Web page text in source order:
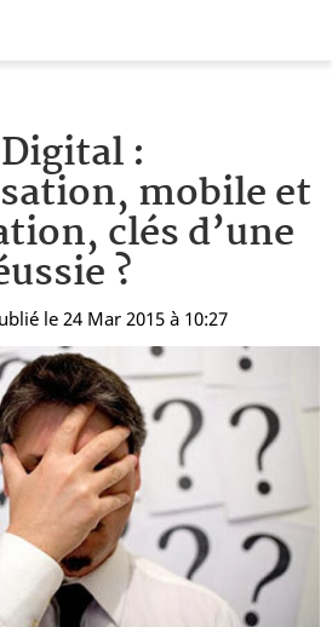
:
mobile et
clés d’une
?
le 24 Mar 2015 à 10:27